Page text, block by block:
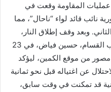
عمليات المقاومة وقعت في
نائب قائد لواء “ناحال”، مما
يناير/كانون الثاني. وبعد وقف إطلاق النار،
ظهر قائد كتيبة بيت حانون في كتائب القسام، حسين فياض، في 23
2025 في مقطع مصور من موقع الكمين، ليؤكد
عن اغتياله قبل نحو ثمانية
قد تمكنت في وقت سابق،